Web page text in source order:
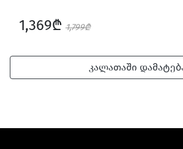
1,369₾ 1,799₾
კალათაში